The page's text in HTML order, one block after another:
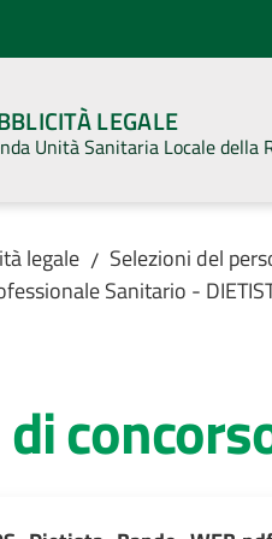
LEGALE
Unità Sanitaria Locale della
legale / Selezioni del
Sanitario -